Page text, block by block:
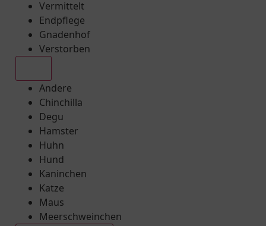
Vermittelt
Endpflege
Gnadenhof
Verstorben
Andere
Chinchilla
Degu
Hamster
Huhn
Hund
Kaninchen
Katze
Maus
Meerschweinchen